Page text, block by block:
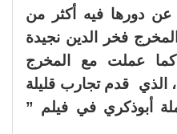
دورها فيه أكثر من
فخر الدين نجيدة
كما عملت مع المخرج
الذي قدم تجارب قليلة
أبوذكري في فيلم ”